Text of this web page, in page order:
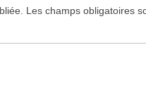
Les champs obligatoires